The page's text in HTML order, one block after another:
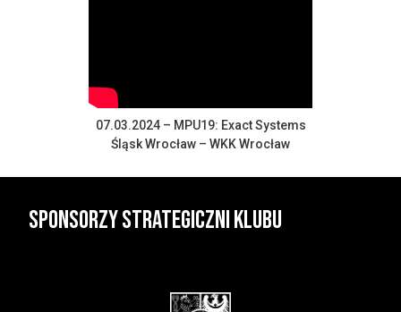
07.03.2024 – MPU19: Exact Systems
Śląsk Wrocław – WKK Wrocław
Sponsorzy strategiczni klubu